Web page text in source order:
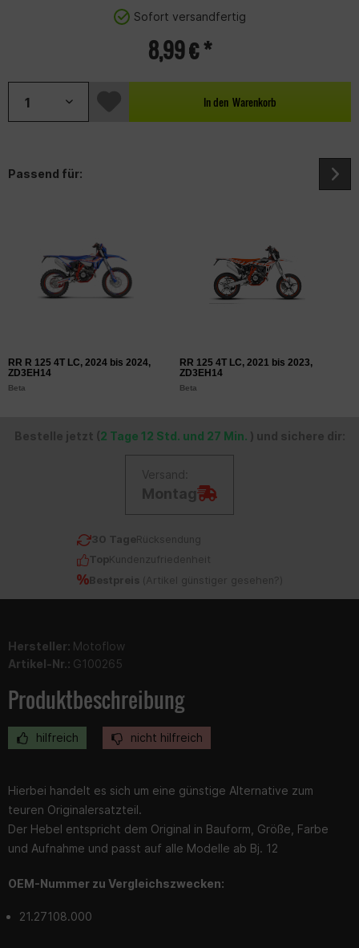
Sofort versandfertig
8,99 € *
In den Warenkorb
Passend für:
RR R 125 4T LC, 2024 bis 2024,
ZD3EH14
Beta
RR 125 4T LC, 2021 bis 2023,
ZD3EH14
Beta
Bestelle jetzt ( 2 Tage 12 Std. und 27 Min. ) und sichere dir:
Versand:
Montag
30 TageRücksendung
TopKundenzufriedenheit
Bestpreis ( Artikel günstiger gesehen? )
Hersteller: Motoflow
Artikel-Nr.: G100265
Produktbeschreibung
hilfreich nicht hilfreich
Hierbei handelt es sich um eine günstige Alternative zum
teuren Originalersatzteil.
Der Hebel entspricht dem Original in Bauform, Größe, Farbe
und Aufnahme und passt auf alle Modelle ab Bj. 12
OEM-Nummer zu Vergleichszwecken:
21.27108.000